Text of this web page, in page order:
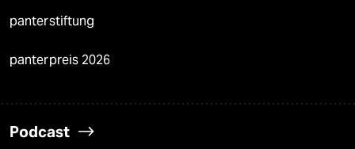
panterstiftung
panterpreis 2026
Podcast